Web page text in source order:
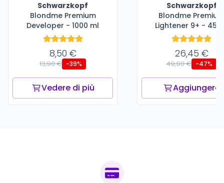
Schwarzkopf
Blondme Premium
Developer - 1000 ml
8,50 €
13,90 € -39%
Vedere di più
Schwarzkopf
Blondme
Lightener 9+ - 450
26,45 €
49,90 € -47%
Aggiungere